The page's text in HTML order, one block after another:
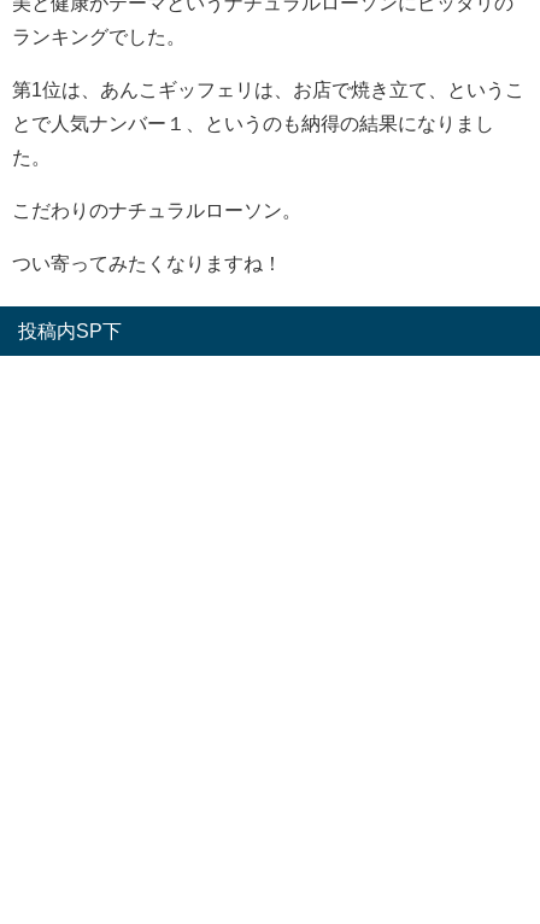
ランキングでした。
第1位は、あんこギッフェリは、お店で焼き立て、というこ
とで人気ナンバー１、というのも納得の結果になりまし
た。
こだわりのナチュラルローソン。
つい寄ってみたくなりますね！
投稿内SP下